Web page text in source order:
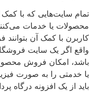
تمام سایت‌هایی که با
محصولات یا خدمات
کاربرن با کمک آن بتوانند
واقع اگر یک سایت
باشد، امکان فروش
یا خدمتی را به صورت
باید از یک افزونه درگاه